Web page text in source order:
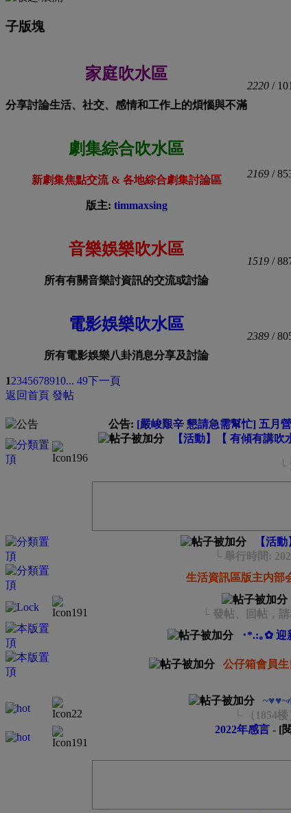
子版塊
家庭吹水區
分享討論生活、社交、感情和工作上的煩惱與不滿
2220 /
劇集綜合吹水區
新劇集焦點交流 & 各地綜合劇集討論區
版主: timmaxsing
2169 /
音樂娛樂吹水區
所有有關音樂討資訊的交流或討論
1519 /
電影娛樂吹水區
所有電影娛樂八卦消息分享及討論
2389 /
12345678910... 49下一頁
返回首頁 發帖
公告: [嚴峻艱辛 懇請急需幫忙] 五月
【活動】【 有傾有講
└
【活
└ 舉行時間:
生活資訊區版主内部
└ 發帖、回帖，
･*.:｡✿ 迎
公仔箱會員生
~♥♥~
└ （1854
2022年感言 - [